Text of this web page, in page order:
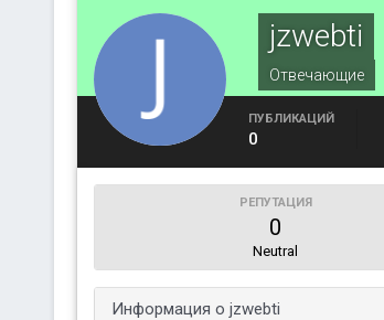
jzwebti
Отвечающие
ПУБЛИКАЦИЙ
0
РЕПУТАЦИЯ
0
Neutral
Информация о jzwebti